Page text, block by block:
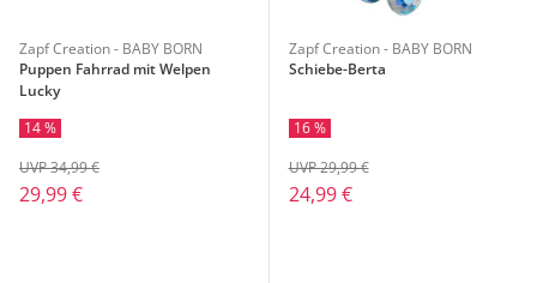
Zapf Creation - BABY BORN
Puppen Fahrrad mit Welpen
Lucky
14 %
29,99 €
UVP 34,99 €
Zapf Creation - BABY BORN
Schiebe-Berta
16 %
24,99 €
UVP 29,99 €